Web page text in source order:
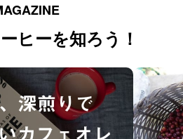
ヒーを知ろう！